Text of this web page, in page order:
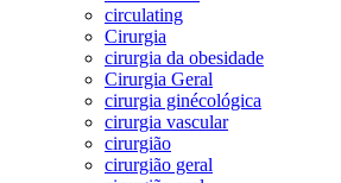
circulating
Cirurgia
cirurgia da obesidade
Cirurgia Geral
cirurgia ginécológica
cirurgia vascular
cirurgião
cirurgião geral